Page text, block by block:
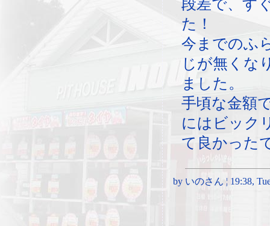
段差で、す
た！
今までのふ
じが無くな
ました。
手頃な金額
にはビック
て良かった
by いのさん ¦ 19:38,